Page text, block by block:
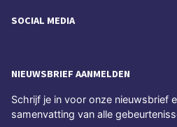
SOCIAL MEDIA
NIEUWSBRIEF AANMELDEN
Schrijf je in voor onze nieuwsbrief
samenvatting van alle